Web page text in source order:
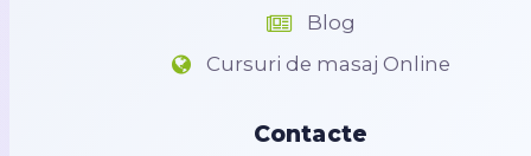
Blog
Cursuri de masaj Online
Contacte